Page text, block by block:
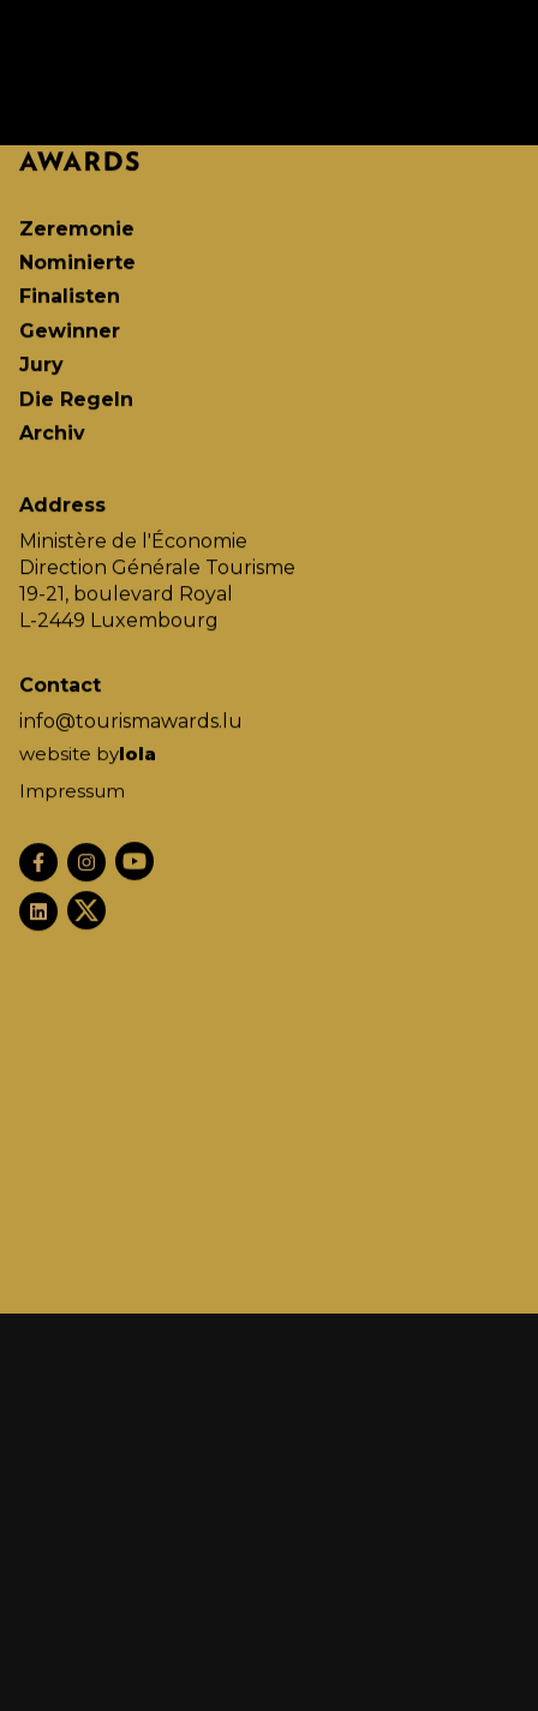
Zeremonie
Nominierte
Finalisten
Gewinner
Jury
Die Regeln
Archiv
Address
Ministère de l'Économie
Direction Générale Tourisme
19-21, boulevard Royal
L-2449 Luxembourg
Contact
info@tourismawards.lu
website bylola
Impressum